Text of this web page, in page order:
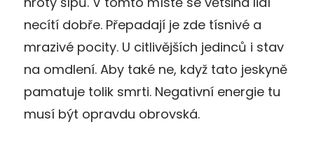
necítí dobře. Přepadají je zde tísnivé a
mrazivé pocity. U citlivějších jedinců i stav
na omdlení. Aby také ne, když tato jeskyně
pamatuje tolik smrti. Negativní energie tu
musí být opravdu obrovská.